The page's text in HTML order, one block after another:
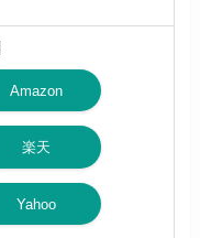
Amazon
楽天
Yahoo